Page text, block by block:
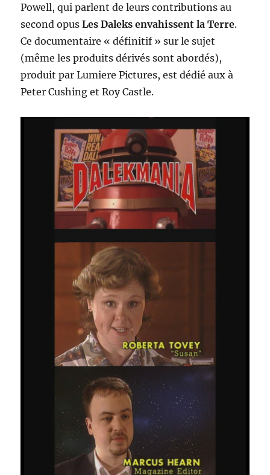
Powell, qui parlent de leurs contributions au
second opusLes Daleks envahissent la Terre.
Ce documentaire « définitif » sur le sujet
(même les produits dérivés sont abordés),
produit par Lumiere Pictures, est dédié aux à
Peter Cushing et Roy Castle.